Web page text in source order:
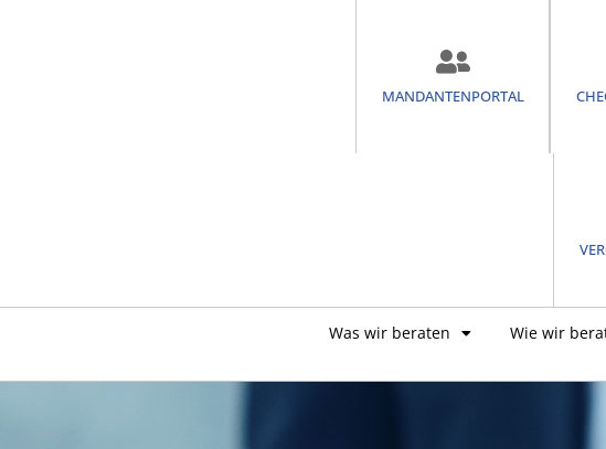
MANDANTENPORTAL
Was wir beraten Wie wir